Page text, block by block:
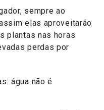
sempre ao
elas aproveitarão
plantas nas horas
perdas por
água não é